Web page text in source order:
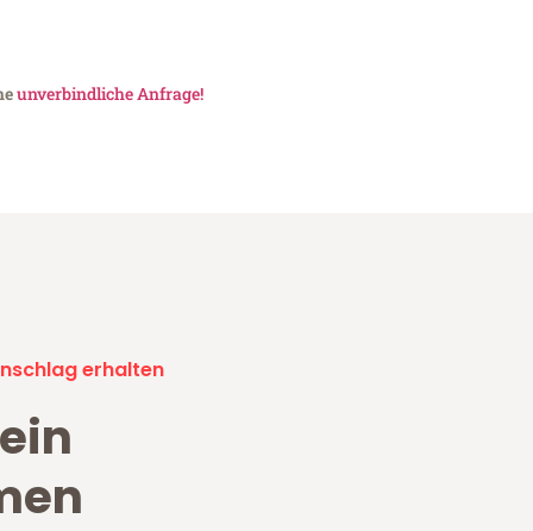
unverbindliche Anfrage!
erhalten